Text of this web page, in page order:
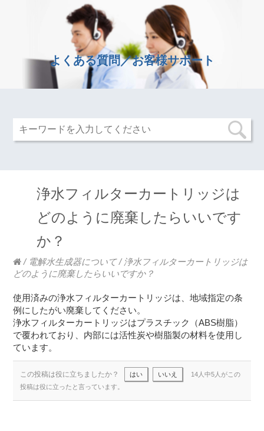
よくある質問／お客様サポート
浄水フィルターカートリッジは
どのように廃棄したらいいです
か？
/ 電解水生成器について / 浄水フィルターカートリッジは
どのように廃棄したらいいですか？
使用済みの浄水フィルターカートリッジは、地域指定の条
例にしたがい廃棄してください。
浄水フィルターカートリッジはプラスチック（ABS樹脂）
で覆われており、内部には活性炭や樹脂製の材料を使用し
ています。
この投稿は役に立ちましたか？ はい いいえ
14人中5人がこの
投稿は役に立ったと言っています。